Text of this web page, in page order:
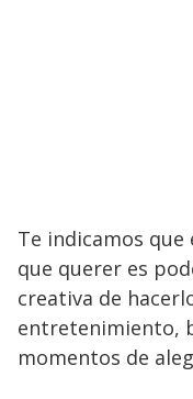
Te indicamos que
que querer es
creativa de
entretenimiento,
momentos de